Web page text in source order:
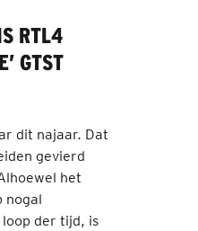
RTL4
GTST
dit najaar. Dat
gevierd
het
nogal
der tijd, is